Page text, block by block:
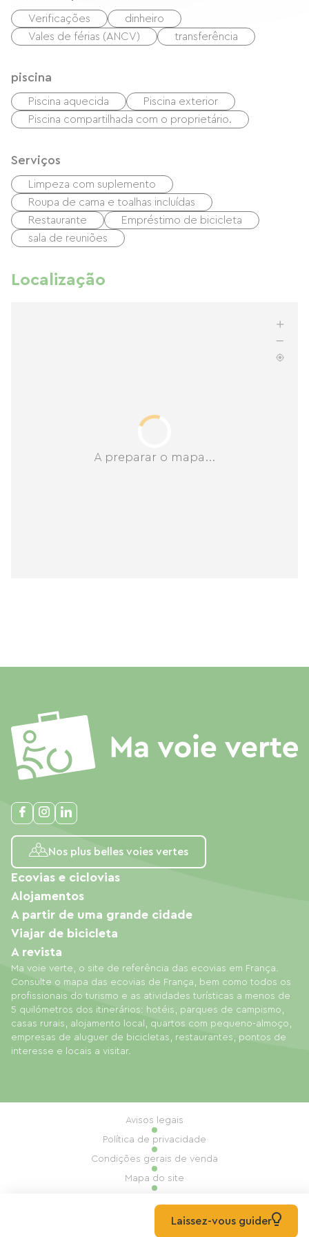
Verificações
dinheiro
Vales de férias (ANCV)
transferência
piscina
Piscina aquecida
Piscina exterior
Piscina compartilhada com o proprietário.
Serviços
Limpeza com suplemento
Roupa de cama e toalhas incluídas
Restaurante
Empréstimo de bicicleta
sala de reuniões
Localização
A preparar o mapa...
Nos plus belles voies vertes
Ma voie verte, o site de referência das ecovias em França.
Consulte o mapa das ecovias de França, bem como todos os
profissionais do turismo e as atividades turísticas a menos de
5 quilómetros dos itinerários: hotéis, parques de campismo,
casas rurais, alojamento local, quartos com pequeno-almoço,
empresas de aluguer de bicicletas, restaurantes, pontos de
interesse e locais a visitar.
Ecovias e ciclovias
Alojamentos
A partir de uma grande cidade
Viajar de bicicleta
A revista
© 2026 Ma Voie Verte Todos os direitos reservados
Avisos legais
Política de privacidade
Condições gerais de venda
Mapa do site
Realização: Mill, PrivasLaissez-vous guider